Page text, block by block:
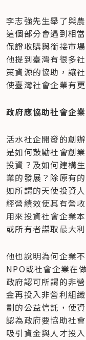
李志強先生舉了與
這個部分會遇到相
保證收購與銜接市
他提到臺灣有很多
策資源的協助，讓
使臺灣社會企業有
政府應協助社會企
活水社企開發的創
是如何鼓勵社會創
投資？及如何建構
業的發展？除原有
如所謂的天使投資
經營績效使其有營
用來投資社會企業
或所有者謀取最大利
他也說明為何企業
NPO或社會企業在
政府認可所謂的非
金再投入非營利組
劃的公益信託，使
認為政府要協助社
吸引資金與人才投